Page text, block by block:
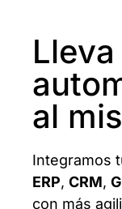
al
Integramos
ERP, CRM,
con más